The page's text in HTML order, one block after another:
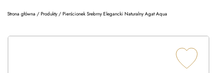
Strona główna / Produkty/ Pierścionek Srebrny Elegancki Naturalny Agat Aqua